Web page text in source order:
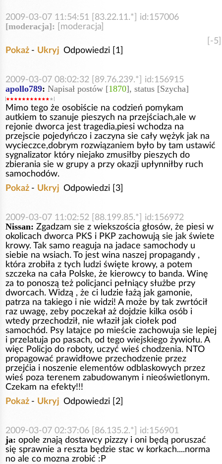
2009-03-07 11:54:51 [83.22.11.*] id:157006
[moderacja]:
[moderacja]
[-5]
Pokaż - Ukryj Odpowiedzi [1]
2009-03-07 08:02:32 [89.76.239.*] id:156915
apollo789: Napisał postów [1870], status [Szycha]
Mimo tego że osobiście na codzień pomykam
autkiem to szanuje pieszych na przejściach,ale w
rejonie dworca jest tragedia,piesi wchodza na
przejscie pojedyńczo i zaczyna sie cały wężyk jak na
wycieczce,dobrym rozwiązaniem było by tam ustawić
sygnalizator który niejako zmusiłby pieszych do
zbierania sie w grupy a przy okazji upłynniłby ruch
samochodów.
Pokaż - Ukryj Odpowiedzi [3]
2009-03-07 11:02:52 [88.199.85.*] id:156972
Nissan: Zgadzam sie z wiekszościa głosów, że piesi w
okolicach dworca PKS i PKP zachowują sie jak świete
krowy. Tak samo reaguja na jadace samochody u
siebie na wsiach. To jest wina naszej propagandy ,
która zrobiła z tych ludzi święte krowy, a potem
szczeka na cała Polske, że kierowcy to banda. Winę
za to ponoszą też policjanci pełniący służbe przy
dworcach. Widzą , że ci ludzie łażą jak gamonie,
patrza na takiego i nie widzi! A może by tak zwrtócił
raz uwagę, zeby poczekał aż dojdzie kilka osób i
wtedy przechodził, nie właził jak ciołek pod
samochód. Psy latajce po mieście zachowuja sie lepiej
i przelatuja po pasach, od tego wiejskiego żywiołu. A
więc Policjo do roboty, uczyć wieś chodzenia. NTO
propagować prawidłowe przechodzenie przez
przejćia i noszenie elementów odblaskowych przez
wieś poza terenem zabudowanym i nieoświetlonym.
Czekam na efekty!!!
Pokaż - Ukryj Odpowiedzi [2]
2009-03-07 02:37:06 [86.135.2.*] id:156901
ja: opole znają dostawcy pizzzy i oni będą poruszać
się sprawnie a reszta będzie stac w korkach....norma
no ale co mozna zrobić :P